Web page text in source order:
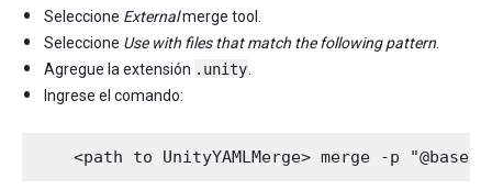
Seleccione Externalmerge tool.
Seleccione Use with files that match the following pattern
Agregue la extensión .unity
Ingrese el comando: